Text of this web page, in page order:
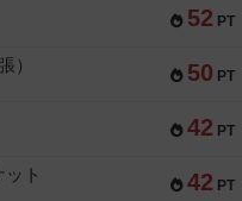
52 PT
50 PT
）
42 PT
42 PT
ト